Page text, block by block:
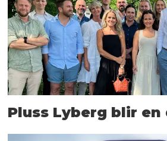
Pluss Lyberg blir en